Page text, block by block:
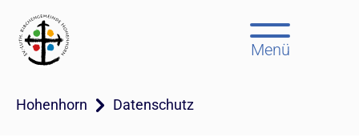
Menü
Hohenhorn Datenschutz